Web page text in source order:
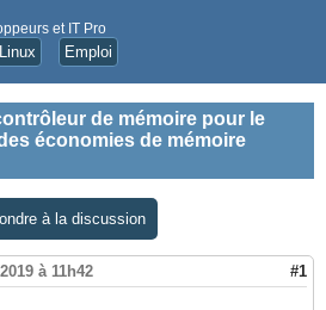
et IT Pro
Emploi
de mémoire pour le
économies de mémoire
à la discussion
à 11h42 #1